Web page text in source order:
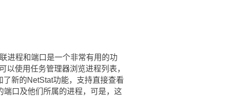
进程和端口是一个非常有用的功
使用任务管理器浏览进程列表，
新的NetStat功能，支持直接查看
口及他们所属的进程，可是，这